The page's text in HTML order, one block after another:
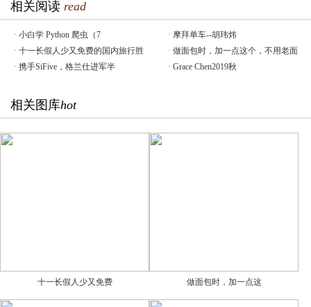
相关阅读 read
· 小白学 Python 爬虫（7 · 摩拜单车--胡玮炜
· 十一长假人少又免费的国内旅行胜 · 做面包时，加一点这个，不用老面
· 携手SiFive，格兰仕进军半 · Grace Chen2019秋
相关图库hot
十一长假人少又免费 做面包时，加一点这